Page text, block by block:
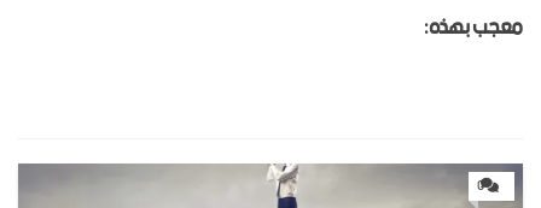
معجب بهذه:
0